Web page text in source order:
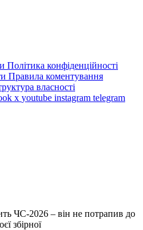
Політика конфіденційності
Правила коментування
власності
x youtube instagram telegram
ЧС-2026 – він не потрапив до
збірної